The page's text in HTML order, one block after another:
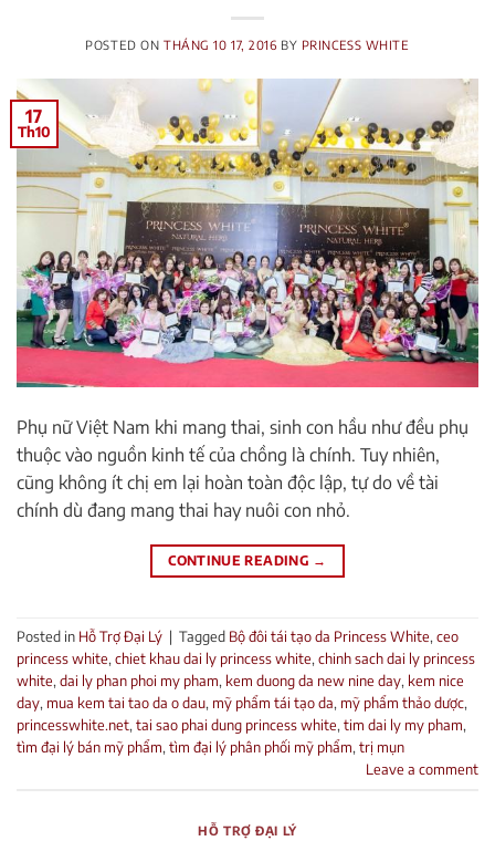
POSTED ON THÁNG 10 17, 2016 BY PRINCESS WHITE
17
Th10
Phụ nữ Việt Nam khi mang thai, sinh con hầu như đều phụ
thuộc vào nguồn kinh tế của chồng là chính. Tuy nhiên,
cũng không ít chị em lại hoàn toàn độc lập, tự do về tài
chính dù đang mang thai hay nuôi con nhỏ.
CONTINUE READING →
Posted in Hỗ Trợ Đại Lý | Tagged Bộ đôi tái tạo da Princess White, ceo
princess white, chiet khau dai ly princess white, chinh sach dai ly princess
white, dai ly phan phoi my pham, kem duong da new nine day, kem nice
day, mua kem tai tao da o dau, mỹ phẩm tái tạo da, mỹ phẩm thảo dược,
princesswhite.net, tai sao phai dung princess white, tim dai ly my pham,
tìm đại lý bán mỹ phẩm, tìm đại lý phân phối mỹ phẩm, trị mụn
Leave a comment
HỖ TRỢ ĐẠI LÝ